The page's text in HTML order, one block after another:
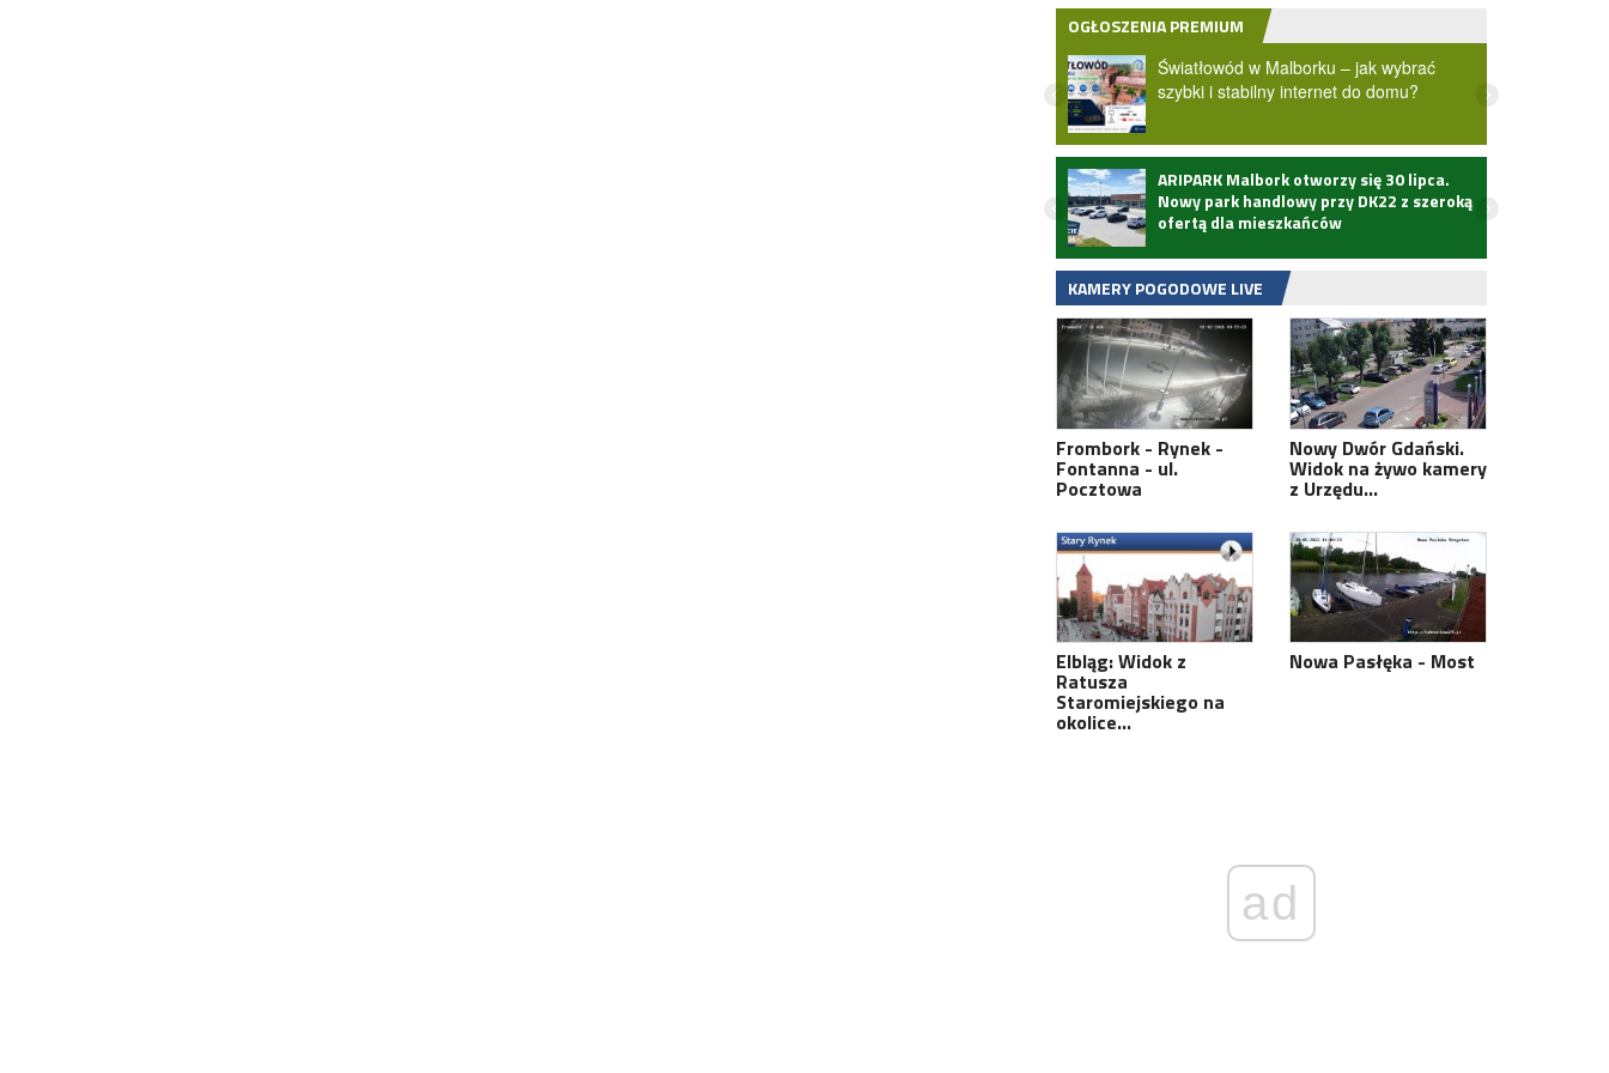
OGŁOSZENIA PREMIUM
Światłowód w Malborku – jak wybrać
szybki i stabilny internet do domu?
ARIPARK Malbork otworzy się 30 lipca.
Nowy park handlowy przy DK22 z szeroką
ofertą dla mieszkańców
KAMERY POGODOWE LIVE
Frombork - Rynek -
Fontanna - ul.
Pocztowa
Nowy Dwór Gdański.
Widok na żywo kamery
z Urzędu…
Elbląg: Widok z
Ratusza
Staromiejskiego na
okolice…
Nowa Pasłęka - Most
ad